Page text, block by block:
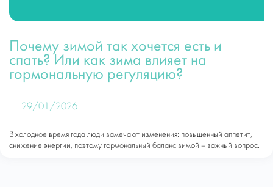
Почему зимой так хочется есть и
спать? Или как зима влияет на
гормональную регуляцию?
29/01/2026
В холодное время года люди замечают изменения: повышенный аппетит,
снижение энергии, поэтому гормональный баланс зимой – важный вопрос.